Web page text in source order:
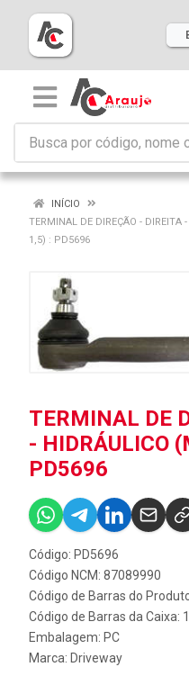
INÍCIO
TERMINAL DE DIREÇÃO - DIREITA
1,5) : PD5696
TERMINAL DE
- HIDRÁULICO
PD5696
Código: PD5696
Código NCM: 87089990
Código de Barras do
Código de Barras da Caixa:
Embalagem: PC
Marca: Driveway